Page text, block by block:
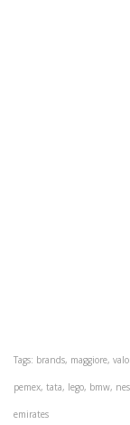
Tags: brands, maggiore,
pemex, tata, lego, bmw,
emirates